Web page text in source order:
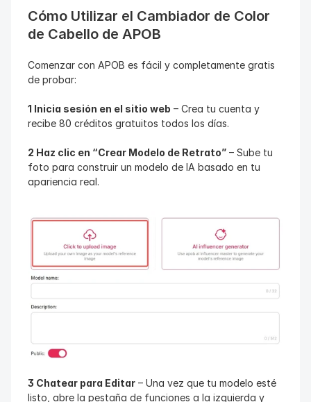
Cómo Utilizar el Cambiador de Color
de Cabello de APOB
Comenzar con APOB es fácil y completamente gratis
de probar:
1 Inicia sesión en el sitio web – Crea tu cuenta y
recibe 80 créditos gratuitos todos los días.
2 Haz clic en “Crear Modelo de Retrato” – Sube tu
foto para construir un modelo de IA basado en tu
apariencia real.
3 Chatear para Editar – Una vez que tu modelo esté
listo, abre la pestaña de funciones a la izquierda y